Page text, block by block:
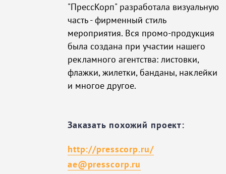
"ПрессКорп" разработала визуальную
часть - фирменный стиль
мероприятия. Вся промо-продукция
была создана при участии нашего
рекламного агентства: листовки,
флажки, жилетки, банданы, наклейки
и многое другое.
Заказать похожий проект:
http://presscorp.ru/
ae@presscorp.ru